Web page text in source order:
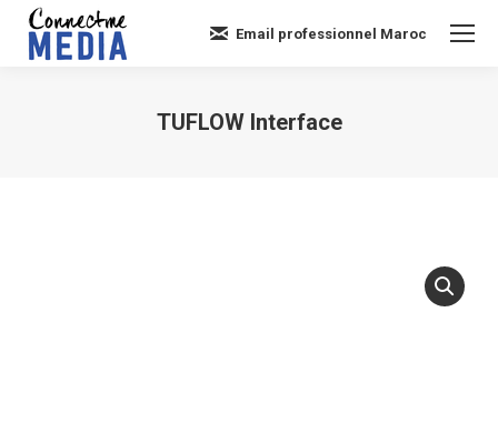
Email professionnel Maroc
TUFLOW Interface